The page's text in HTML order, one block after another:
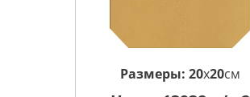
Размеры: 20x20см